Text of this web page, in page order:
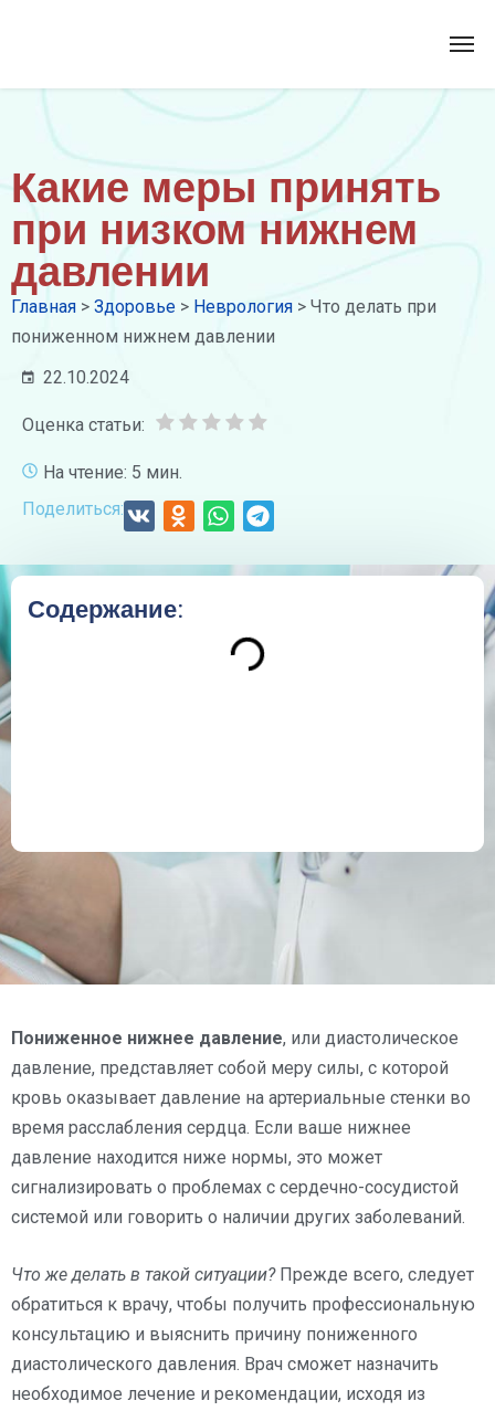
Какие меры принять
при низком нижнем
давлении
Главная > Здоровье > Неврология > Что делать при
пониженном нижнем давлении
22.10.2024
Оценка статьи:
На чтение: 5 мин.
Поделиться:
Содержание:
Пониженное нижнее давление, или диастолическое
давление, представляет собой меру силы, с которой
кровь оказывает давление на артериальные стенки во
время расслабления сердца. Если ваше нижнее
давление находится ниже нормы, это может
сигнализировать о проблемах с сердечно-сосудистой
системой или говорить о наличии других заболеваний.
Что же делать в такой ситуации?Прежде всего, следует
обратиться к врачу, чтобы получить профессиональную
консультацию и выяснить причину пониженного
диастолического давления. Врач сможет назначить
необходимое лечение и рекомендации, исходя из